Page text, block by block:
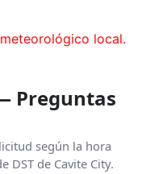
local.
Preguntas
según la hora
DST de Cavite City.